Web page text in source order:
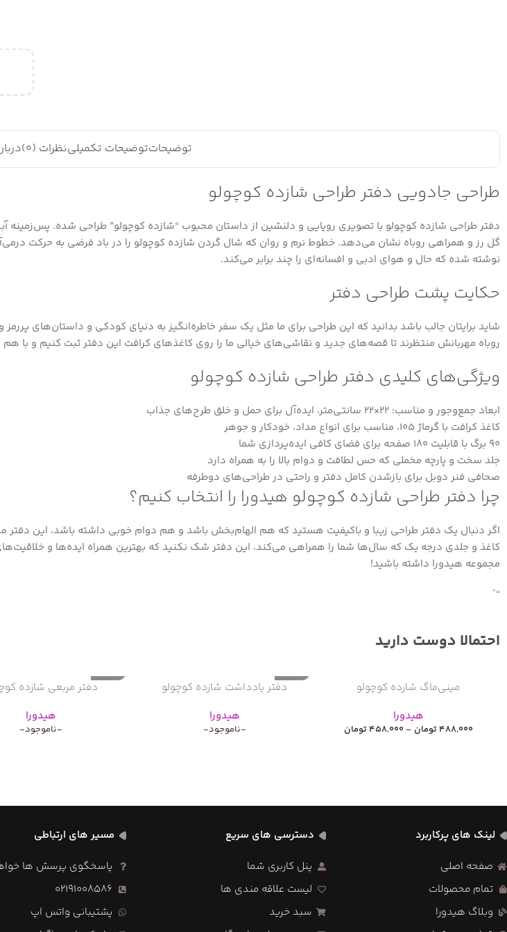
توضیحاتتوضیحات تکمیلینظرات (0)
طراحی جادویی دفتر طراحی شازده کوچولو
دفتر طراحی شازده کوچولو با تصویری رویایی و دلنشین از داستان محبوب “شازده کوچولو” طراحی شده. پس‌زمینه
گل رز و همراهی روباه نشان می‌دهد. خطوط نرم و روان که شال گردن شازده کوچولو را در باد فرضی به حرکت
نوشته شده که حال و هوای ادبی و افسانه‌ای را چند برابر می‌کند.
حکایت پشت طراحی دفتر
شاید برایتان جالب باشد بدانید که این طراحی برای ما مثل یک سفر خاطره‌انگیز به دنیای کودکی و داستان‌های
روباه مهربانش منتظرند تا قصه‌های جدید و نقاشی‌های خیالی ما را روی کاغذهای کرافت این دفتر ثبت کنیم و با هم
ویژگی‌های کلیدی دفتر طراحی شازده کوچولو
ابعاد جمع‌وجور و مناسب: 22×22 سانتی‌متر، ایده‌آل برای حمل و خلق طرح‌های جذاب
کاغذ کرافت با گرماژ 105، مناسب برای انواع مداد، خودکار و جوهر
90 برگ با قابلیت 180 صفحه برای فضای کافی ایده‌پردازی شما
جلد سخت و پارچه مخملی که حس لطافت و دوام بالا را به همراه دارد
صحافی فنر دوبل برای بازشدن کامل دفتر و راحتی در طراحی‌های دوطرفه
چرا دفتر طراحی شازده کوچولو هیدورا را انتخاب کنیم؟
اگر دنبال یک دفتر طراحی زیبا و باکیفیت هستید که هم الهام‌بخش باشد و هم دوام خوبی داشته باشد، این
کاغذ و جلدی درجه یک که سال‌ها شما را همراهی می‌کند، این دفتر شک نکنید که بهترین همراه ایده‌ها و
مجموعه هیدورا داشته باشید!
“`
احتمالا دوست دارید
مینی‌ماگ شازده کوچولو
هیدورا
488,000 تومان –
458,000 تومان
ناموجوددفتر یادداشت شازده کوچولو
هیدورا
-ناموجود-
ناموجوددفتر مربعی شازده
هیدورا
-ناموجود-
لینک های پرکاربرد
صفحه اصلی
تمام محصولات
وبلاگ هیدورا
دسترسی های سریع
پنل کاربری شما
لیست علاقه مندی ها
سبد خرید
مسیر های ارتباطی
پاسخگوی پرسش ها
02191008586
پشتیبانی واتس اپ